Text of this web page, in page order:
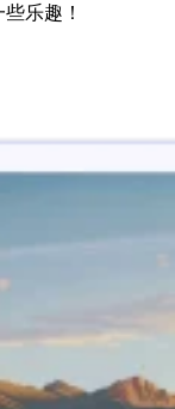
乐趣！